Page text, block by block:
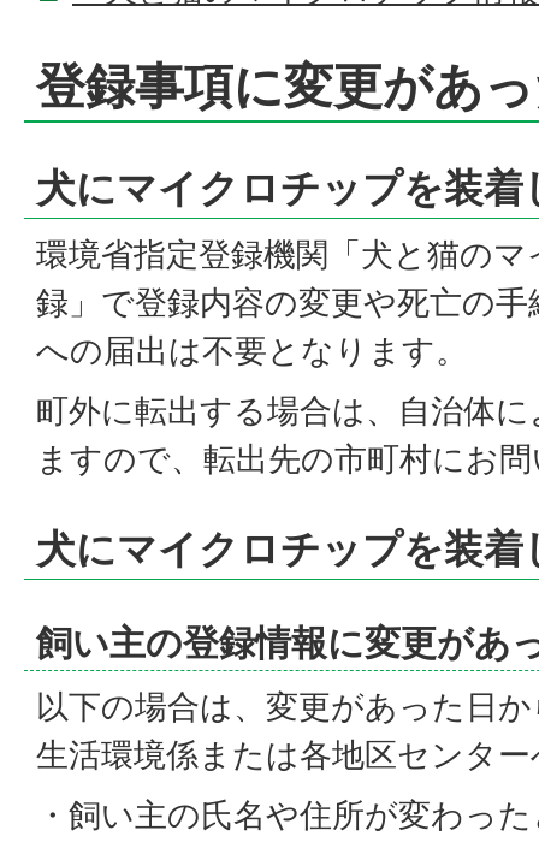
登録事項に変更があ
犬にマイクロチップを装着
環境省指定登録機関「犬と猫の
録」で登録内容の変更や死亡の
への届出は不要となります。
町外に転出する場合は、自治体
ますので、転出先の市町村にお
犬にマイクロチップを装
飼い主の登録情報に変更があ
以下の場合は、変更があった日
生活環境係または各地区センタ
・飼い主の氏名や住所が変わっ